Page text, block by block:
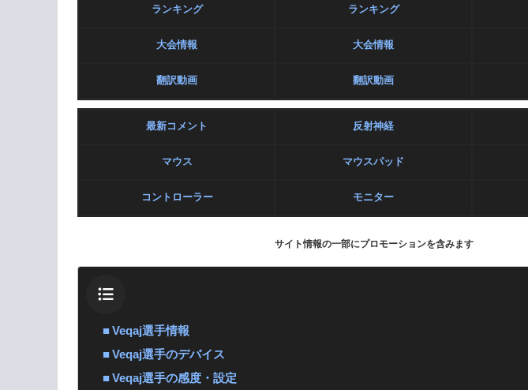
ランキング ランキング
大会情報 大会情報
翻訳動画 翻訳動画
最新コメント 反射神経
マウス マウスパッド
コントローラー モニター
サイト情報の一部にプロモーションを含みます
Veqaj選手情報
Veqaj選手のデバイス
Veqaj選手の感度・設定